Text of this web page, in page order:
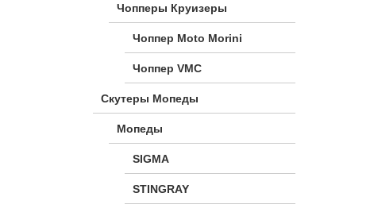
Чопперы Круизеры
Чоппер Moto Morini
Чоппер VMC
Скутеры Мопеды
Мопеды
SIGMA
STINGRAY